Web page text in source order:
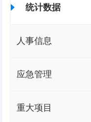
统计数据
人事信息
应急管理
重大项目